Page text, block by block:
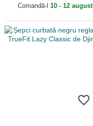
Comandă-l 10 - 12 august